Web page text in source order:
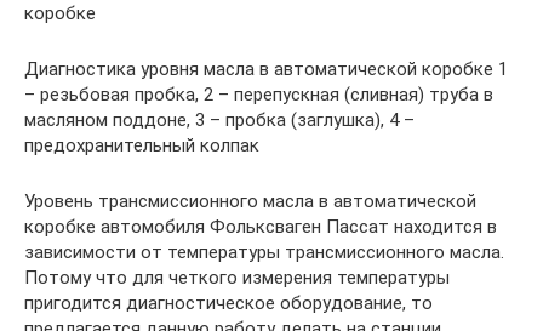
коробке
Диагностика уровня масла в автоматической коробке 1
– резьбовая пробка, 2 – перепускная (сливная) труба в
масляном поддоне, 3 – пробка (заглушка), 4 –
предохранительный колпак
Уровень трансмиссионного масла в автоматической
коробке автомобиля Фольксваген Пассат находится в
зависимости от температуры трансмиссионного масла.
Потому что для четкого измерения температуры
пригодится диагностическое оборудование, то